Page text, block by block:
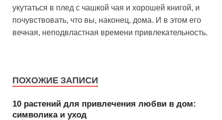
укутаться в плед с чашкой чая и хорошей книгой, и
почувствовать, что вы, наконец, дома. И в этом его
вечная, неподвластная времени привлекательность.
ПОХОЖИЕ ЗАПИСИ
10 растений для привлечения любви в дом:
символика и уход